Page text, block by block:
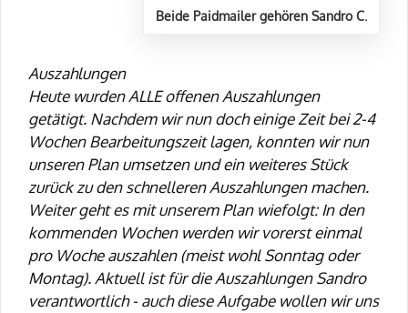
Beide Paidmailer gehören Sandro C.
Auszahlungen
Heute wurden ALLE offenen Auszahlungen
getätigt. Nachdem wir nun doch einige Zeit bei 2-4
Wochen Bearbeitungszeit lagen, konnten wir nun
unseren Plan umsetzen und ein weiteres Stück
zurück zu den schnelleren Auszahlungen machen.
Weiter geht es mit unserem Plan wiefolgt: In den
kommenden Wochen werden wir vorerst einmal
pro Woche auszahlen (meist wohl Sonntag oder
Montag). Aktuell ist für die Auszahlungen Sandro
verantwortlich - auch diese Aufgabe wollen wir uns